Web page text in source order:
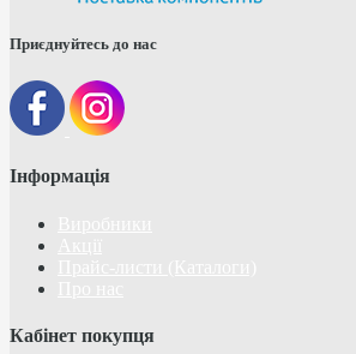
Приєднуйтесь до нас
Інформація
Кабінет покупця